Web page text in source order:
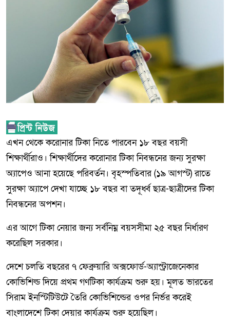
এখন থেকে করোনার টিকা নিতে পারবেন ১৮ বছর বয়সী
শিক্ষার্থীরাও। শিক্ষার্থীদের করোনার টিকা নিবন্ধনের জন্য সুরক্ষা
অ্যাপেও আনা হয়েছে পরিবর্তন। বৃহস্পতিবার (১৯ আগস্ট) রাতে
সুরক্ষা অ্যাপে দেখা যাচ্ছে ১৮ বছর বা তদূর্ধ্ব ছাত্র-ছাত্রীদের টিকা
নিবন্ধনের অপশন।
এর আগে টিকা নেয়ার জন্য সর্বনিম্ন বয়সসীমা ২৫ বছর নির্ধারণ
করেছিল সরকার।
দেশে চলতি বছরের ৭ ফেব্রুয়ারি অক্সফোর্ড-অ্যাস্ট্রাজেনেকার
কোভিশিল্ড দিয়ে প্রথম গণটিকা কার্যক্রম শুরু হয়। মূলত ভারতের
সিরাম ইনস্টিটিউটে তৈরি কোভিশিল্ডের ওপর নির্ভর করেই
বাংলাদেশে টিকা দেয়ার কার্যক্রম শুরু হয়েছিল।